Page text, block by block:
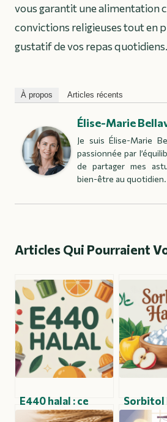
vous garantit une alimentation
convictions religieuses tout en
gustatif de vos repas quotidiens.
À propos Articles récents
Élise-Marie
Je suis Élise-Marie
passionnée par
de partager mes
bien-être au quotidien.
Articles Qui Pourraient
E440 halal : ce
qu’il faut savoir
Sorbitol
tout ce